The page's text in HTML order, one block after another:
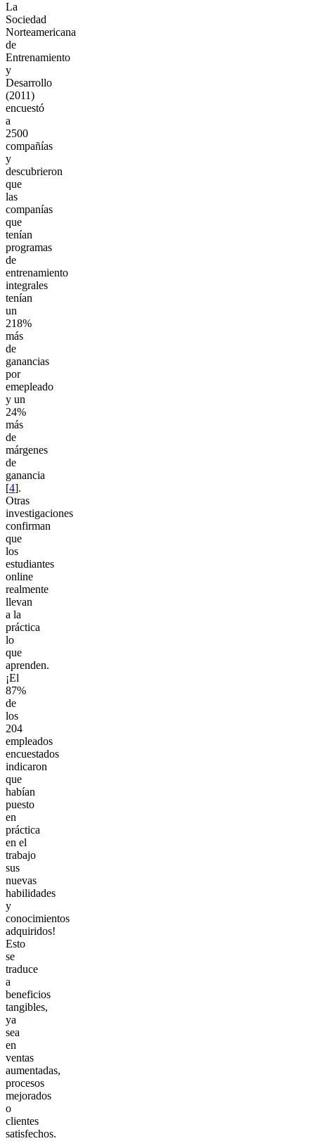
La
Sociedad
Norteamericana
de
Entrenamiento
y
Desarrollo
(2011)
encuestó
a
2500
compañías
y
descubrieron
que
las
companías
que
tenían
programas
de
entrenamiento
integrales
tenían
un
218%
más
de
ganancias
por
emepleado
y un
24%
más
de
márgenes
de
ganancia
[4].
Otras
investigaciones
confirman
que
los
estudiantes
online
realmente
llevan
a la
práctica
lo
que
aprenden.
¡El
87%
de
los
204
empleados
encuestados
indicaron
que
habían
puesto
en
práctica
en el
trabajo
sus
nuevas
habilidades
y
conocimientos
adquiridos!
Esto
se
traduce
a
beneficios
tangibles,
ya
sea
en
ventas
aumentadas,
procesos
mejorados
o
clientes
satisfechos.